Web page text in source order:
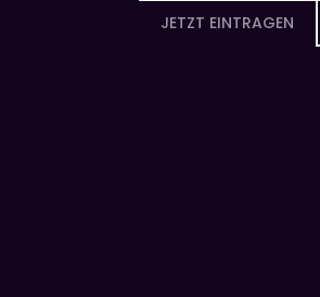
JETZT EINTRAGEN